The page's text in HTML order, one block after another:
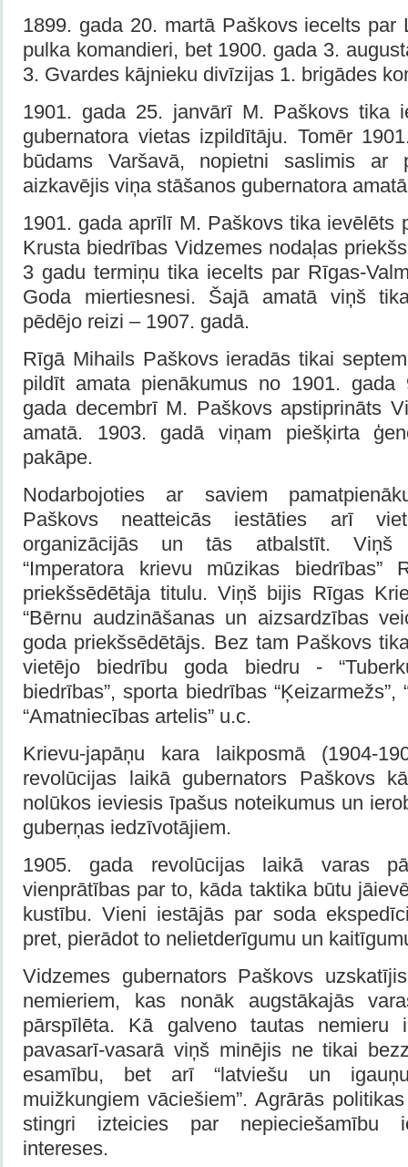
1899. gada 20. martā Paškovs iecelts par
pulka komandieri, bet 1900. gada 3.
3. Gvardes kājnieku divīzijas 1. brigādes
1901. gada 25. janvārī M. Paškovs tika
gubernatora vietas izpildītāju. Tomēr
būdams Varšavā, nopietni saslimis ar
aizkavējis viņa stāšanos gubernatora
1901. gada aprīlī M. Paškovs tika ievēlēts
Krusta biedrības Vidzemes nodaļas
3 gadu termiņu tika iecelts par Rīgas-
Goda miertiesnesi. Šajā amatā viņš
pēdējo reizi – 1907. gadā.
Rīgā Mihails Paškovs ieradās tikai
pildīt amata pienākumus no 1901. gada
gada decembrī M. Paškovs apstiprināts
amatā. 1903. gadā viņam piešķirta
pakāpe.
Nodarbojoties ar saviem
Paškovs neatteicās iestāties arī
organizācijās un tās atbalstīt. Viņš
“Imperatora krievu mūzikas biedrības”
priekšsēdētāja titulu. Viņš bijis Rīgas
“Bērnu audzināšanas un aizsardzības
goda priekšsēdētājs. Bez tam Paškovs
vietējo biedrību goda biedru -
biedrības”, sporta biedrības “Ķeizarmežs”,
“Amatniecības artelis” u.c.
Krievu-japāņu kara laikposmā (1904-
revolūcijas laikā gubernators Paškovs
nolūkos ieviesis īpašus noteikumus un
guberņas iedzīvotājiem.
1905. gada revolūcijas laikā varas
vienprātības par to, kāda taktika būtu
kustību. Vieni iestājās par soda
pret, pierādot to nelietderīgumu un
Vidzemes gubernators Paškovs
nemieriem, kas nonāk augstākajās
pārspīlēta. Kā galveno tautas nemieru
pavasarī-vasarā viņš minējis ne tikai
esamību, bet arī “latviešu un
muižkungiem vāciešiem”. Agrārās
stingri izteicies par nepieciešamību
intereses.